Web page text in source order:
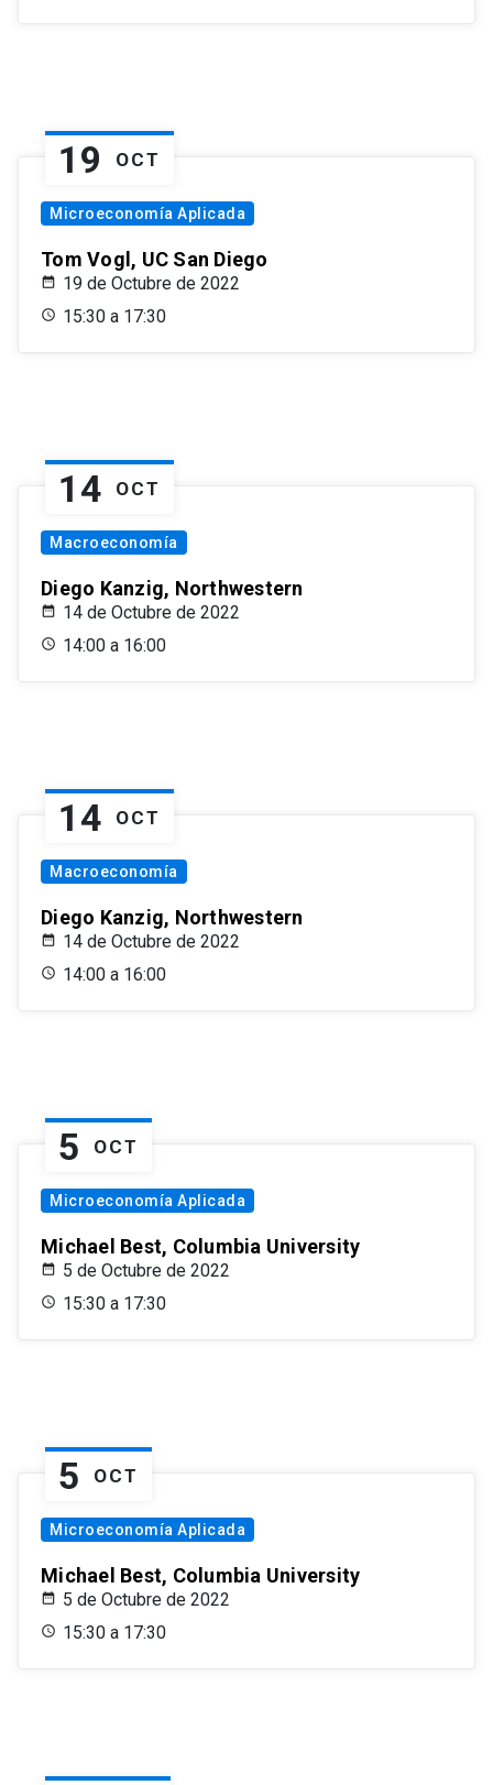
19 OCT
Microeconomía Aplicada
Tom Vogl, UC San Diego
19 de Octubre de 2022
15:30 a 17:30
14 OCT
Macroeconomía
Diego Kanzig, Northwestern
14 de Octubre de 2022
14:00 a 16:00
14 OCT
Macroeconomía
Diego Kanzig, Northwestern
14 de Octubre de 2022
14:00 a 16:00
5 OCT
Microeconomía Aplicada
Michael Best, Columbia University
5 de Octubre de 2022
15:30 a 17:30
5 OCT
Microeconomía Aplicada
Michael Best, Columbia University
5 de Octubre de 2022
15:30 a 17:30